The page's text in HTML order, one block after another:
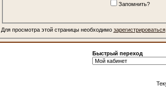
Запомнить?
Для просмотра этой страницы необходимо зарегистрироваться.
Быстрый переход